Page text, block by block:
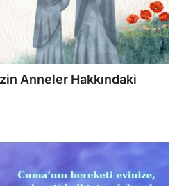
Anneler Hakkındaki